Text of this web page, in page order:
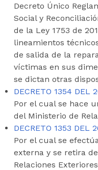
Decreto Único
Social y
de la Ley 1753 de
lineamientos
de salida de la
víctimas en sus
se dictan otras
DECRETO 1354 DEL
Por el cual se hace
del Ministerio de
DECRETO 1353 DEL
Por el cual se
externa y se retira
Relaciones